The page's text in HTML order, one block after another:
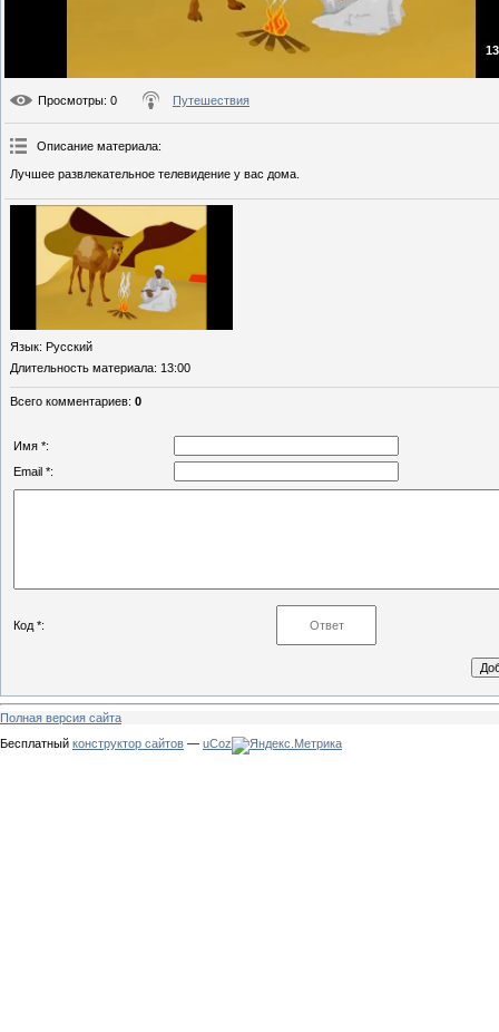
Просмотры: 0 Путешествия
Описание материала:
Лучшее развлекательное телевидение у вас дома.
Язык: Русский
Длительность материала: 13:00
Всего комментариев: 0
Имя *:
Email *:
Код *:
Полная версия сайта
Бесплатный конструктор сайтов — uCoz